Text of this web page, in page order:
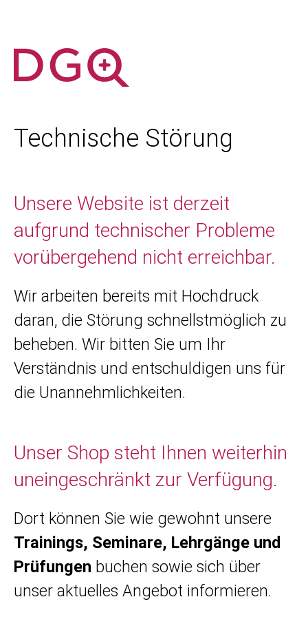
Technische Störung
Unsere Website ist derzeit
aufgrund technischer Probleme
vorübergehend nicht erreichbar.
Wir arbeiten bereits mit Hochdruck
daran, die Störung schnellstmöglich zu
beheben. Wir bitten Sie um Ihr
Verständnis und entschuldigen uns für
die Unannehmlichkeiten.
Unser Shop steht Ihnen weiterhin
uneingeschränkt zur Verfügung.
Dort können Sie wie gewohnt unsere
Trainings, Seminare, Lehrgänge und
Prüfungen buchen sowie sich über
unser aktuelles Angebot informieren.